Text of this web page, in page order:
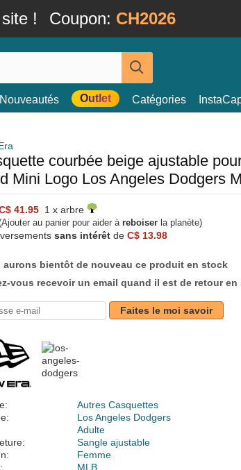
! Coupon: CH2026
Nouveautés Outlet Catégories
courbée beige ajustable
Mini Logo Los Angeles Dodgers
41.95 1 x arbre
au panier pour aider à reboiser la planète)
sans intérêt de C$ 13.98
aurons bientôt de nouveau ce produit en stock
vous recevoir un email quand il est de retour en
Faites le moi savoir
Autres Casquettes
Los Angeles Dodgers
Adulte
Sangle ajustable
Femme
MLB